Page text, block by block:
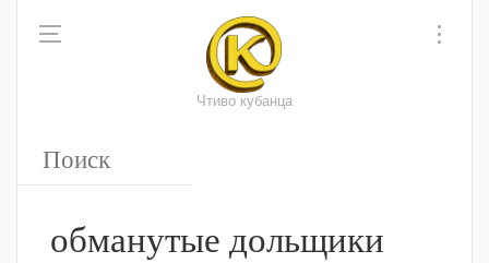
Чтиво кубанца
обманутые дольщики